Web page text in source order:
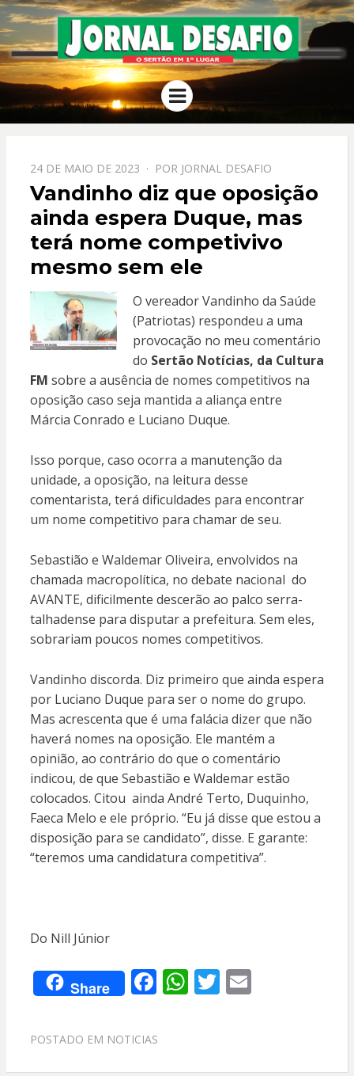
JORNAL
DESAFIO
O Sertão em 1º Lugar
Menu
PPOSTADO
EM
24 DE MAIO DE 2023 POR JORNAL DESAFIO
Vandinho diz que oposição
ainda espera Duque, mas
terá nome competivivo
mesmo sem ele
O vereador Vandinho da Saúde
(Patriotas) respondeu a uma
provocação no meu comentário
do Sertão Notícias, da Cultura
FM sobre a ausência de nomes competitivos na
oposição caso seja mantida a aliança entre
Márcia Conrado e Luciano Duque.
Isso porque, caso ocorra a manutenção da
unidade, a oposição, na leitura desse
comentarista, terá dificuldades para encontrar
um nome competitivo para chamar de seu.
Sebastião e Waldemar Oliveira, envolvidos na
chamada macropolítica, no debate nacional do
AVANTE, dificilmente descerão ao palco serra-
talhadense para disputar a prefeitura. Sem eles,
sobrariam poucos nomes competitivos.
Vandinho discorda. Diz primeiro que ainda espera
por Luciano Duque para ser o nome do grupo.
Mas acrescenta que é uma falácia dizer que não
haverá nomes na oposição. Ele mantém a
opinião, ao contrário do que o comentário
indicou, de que Sebastião e Waldemar estão
colocados. Citou ainda André Terto, Duquinho,
Faeca Melo e ele próprio. “Eu já disse que estou a
disposição para se candidato”, disse. E garante:
“teremos uma candidatura competitiva”.
Do Nill Júnior
Share F
e
W T E
POSTADO EM NOTICIAS